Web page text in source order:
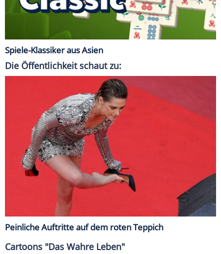
Spiele-Klassiker aus Asien
Die Öffentlichkeit schaut zu:
Peinliche Auftritte auf dem roten Teppich
Cartoons "Das Wahre Leben"